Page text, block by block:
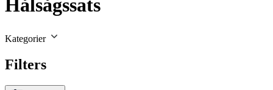
Hålsågssats
Kategorier
Filters